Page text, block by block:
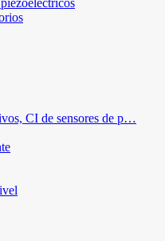
CI de sensores de p…